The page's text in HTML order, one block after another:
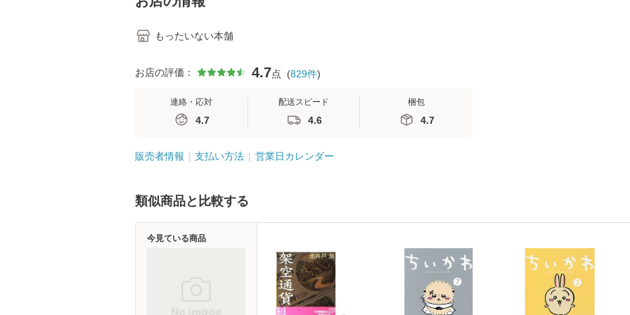
もったいない本舗
お店の評価： 4.7点 (829件)
連絡・応対
4.7
配送スピード
4.6
梱包
4.7
販売者情報 支払い方法 営業日カレンダー
類似商品と比較する
今見ている商品